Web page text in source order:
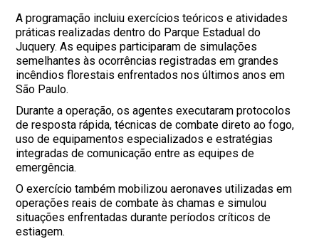
A programação incluiu exercícios teóricos e atividades
práticas realizadas dentro do Parque Estadual do
Juquery. As equipes participaram de simulações
semelhantes às ocorrências registradas em grandes
incêndios florestais enfrentados nos últimos anos em
São Paulo.
Durante a operação, os agentes executaram protocolos
de resposta rápida, técnicas de combate direto ao fogo,
uso de equipamentos especializados e estratégias
integradas de comunicação entre as equipes de
emergência.
O exercício também mobilizou aeronaves utilizadas em
operações reais de combate às chamas e simulou
situações enfrentadas durante períodos críticos de
estiagem.